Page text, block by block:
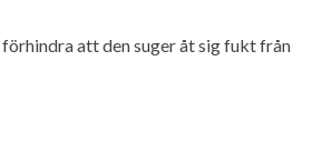
att den suger åt sig fukt från